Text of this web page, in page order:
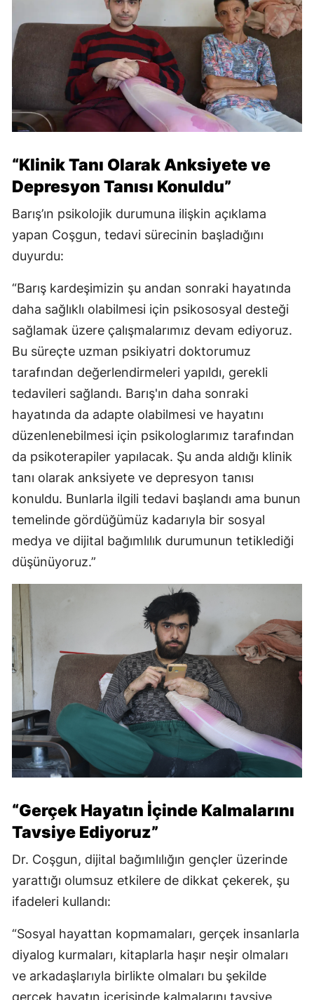
“Klinik Tanı Olarak Anksiyete ve
Depresyon Tanısı Konuldu”
Barış’ın psikolojik durumuna ilişkin açıklama
yapan Coşgun, tedavi sürecinin başladığını
duyurdu:
“Barış kardeşimizin şu andan sonraki hayatında
daha sağlıklı olabilmesi için psikososyal desteği
sağlamak üzere çalışmalarımız devam ediyoruz.
Bu süreçte uzman psikiyatri doktorumuz
tarafından değerlendirmeleri yapıldı, gerekli
tedavileri sağlandı. Barış'ın daha sonraki
hayatında da adapte olabilmesi ve hayatını
düzenlenebilmesi için psikologlarımız tarafından
da psikoterapiler yapılacak. Şu anda aldığı klinik
tanı olarak anksiyete ve depresyon tanısı
konuldu. Bunlarla ilgili tedavi başlandı ama bunun
temelinde gördüğümüz kadarıyla bir sosyal
medya ve dijital bağımlılık durumunun tetiklediği
düşünüyoruz.”
“Gerçek Hayatın İçinde Kalmalarını
Tavsiye Ediyoruz”
Dr. Coşgun, dijital bağımlılığın gençler üzerinde
yarattığı olumsuz etkilere de dikkat çekerek, şu
ifadeleri kullandı:
“Sosyal hayattan kopmamaları, gerçek insanlarla
diyalog kurmaları, kitaplarla haşır neşir olmaları
ve arkadaşlarıyla birlikte olmaları bu şekilde
gerçek hayatın içerisinde kalmalarını tavsiye